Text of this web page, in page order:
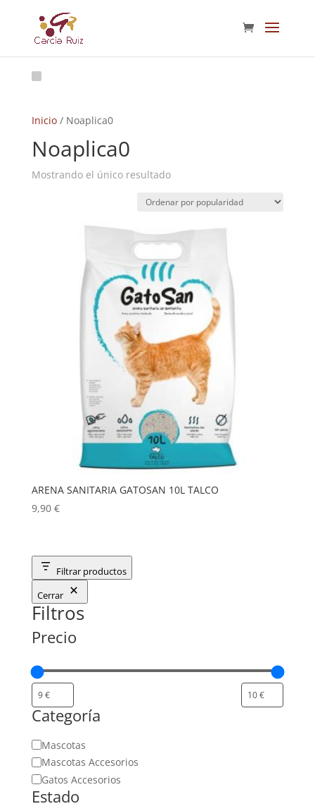
Inicio/ Noaplica0
Noaplica0
Mostrando el único resultado
ARENA SANITARIA GATOSAN 10L TALCO
9,90 €
Filtrar productos
Cerrar
Filtros
Precio
Categoría
Categoría
Mascotas
Mascotas Accesorios
Gatos Accesorios
Estado